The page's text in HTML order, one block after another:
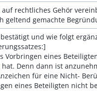
rechtliches Gehör
geltend gemachte
und wie folgt
Vorbringen eines
Denn dann ist
für eine Nicht-
eines Beteiligten nicht